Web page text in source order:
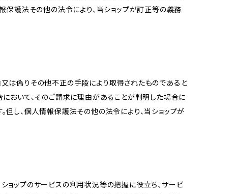
保護法その他の法令により、当ショップが訂正等の義務
は偽りその他不正の手段により取得されたものであると
おいて、そのご請求に理由があることが判明した場合に
し、個人情報保護法その他の法令により、当ショップが
ョップのサービスの利用状況等の把握に役立ち、サービ